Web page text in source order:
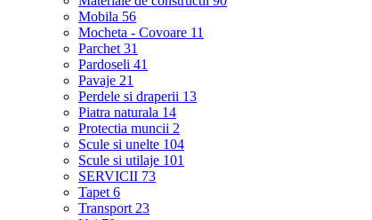
Mobila 56
Mocheta - Covoare 11
Parchet 31
Pardoseli 41
Pavaje 21
Perdele si draperii 13
Piatra naturala 14
Protectia muncii 2
Scule si unelte 104
Scule si utilaje 101
SERVICII 73
Tapet 6
Transport 23